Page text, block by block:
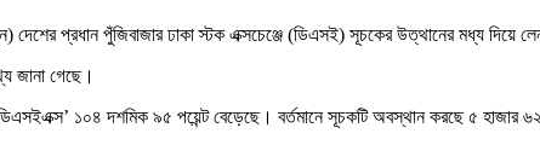
দেশের প্রধান পুঁজিবাজার ঢাকা স্টক এক্সচেঞ্জে (ডিএসই) সূচকের উত্থানের মধ্য দিয়ে
জানা গেছে।
১০৪ দশমিক ৯৫ পয়েন্ট বেড়েছে। বর্তমানে সূচকটি অবস্থান করছে ৫ হাজার